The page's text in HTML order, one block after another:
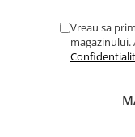
Vreau sa
magazinului.